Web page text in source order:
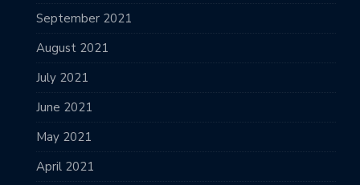
September 2021
August 2021
July 2021
June 2021
May 2021
April 2021